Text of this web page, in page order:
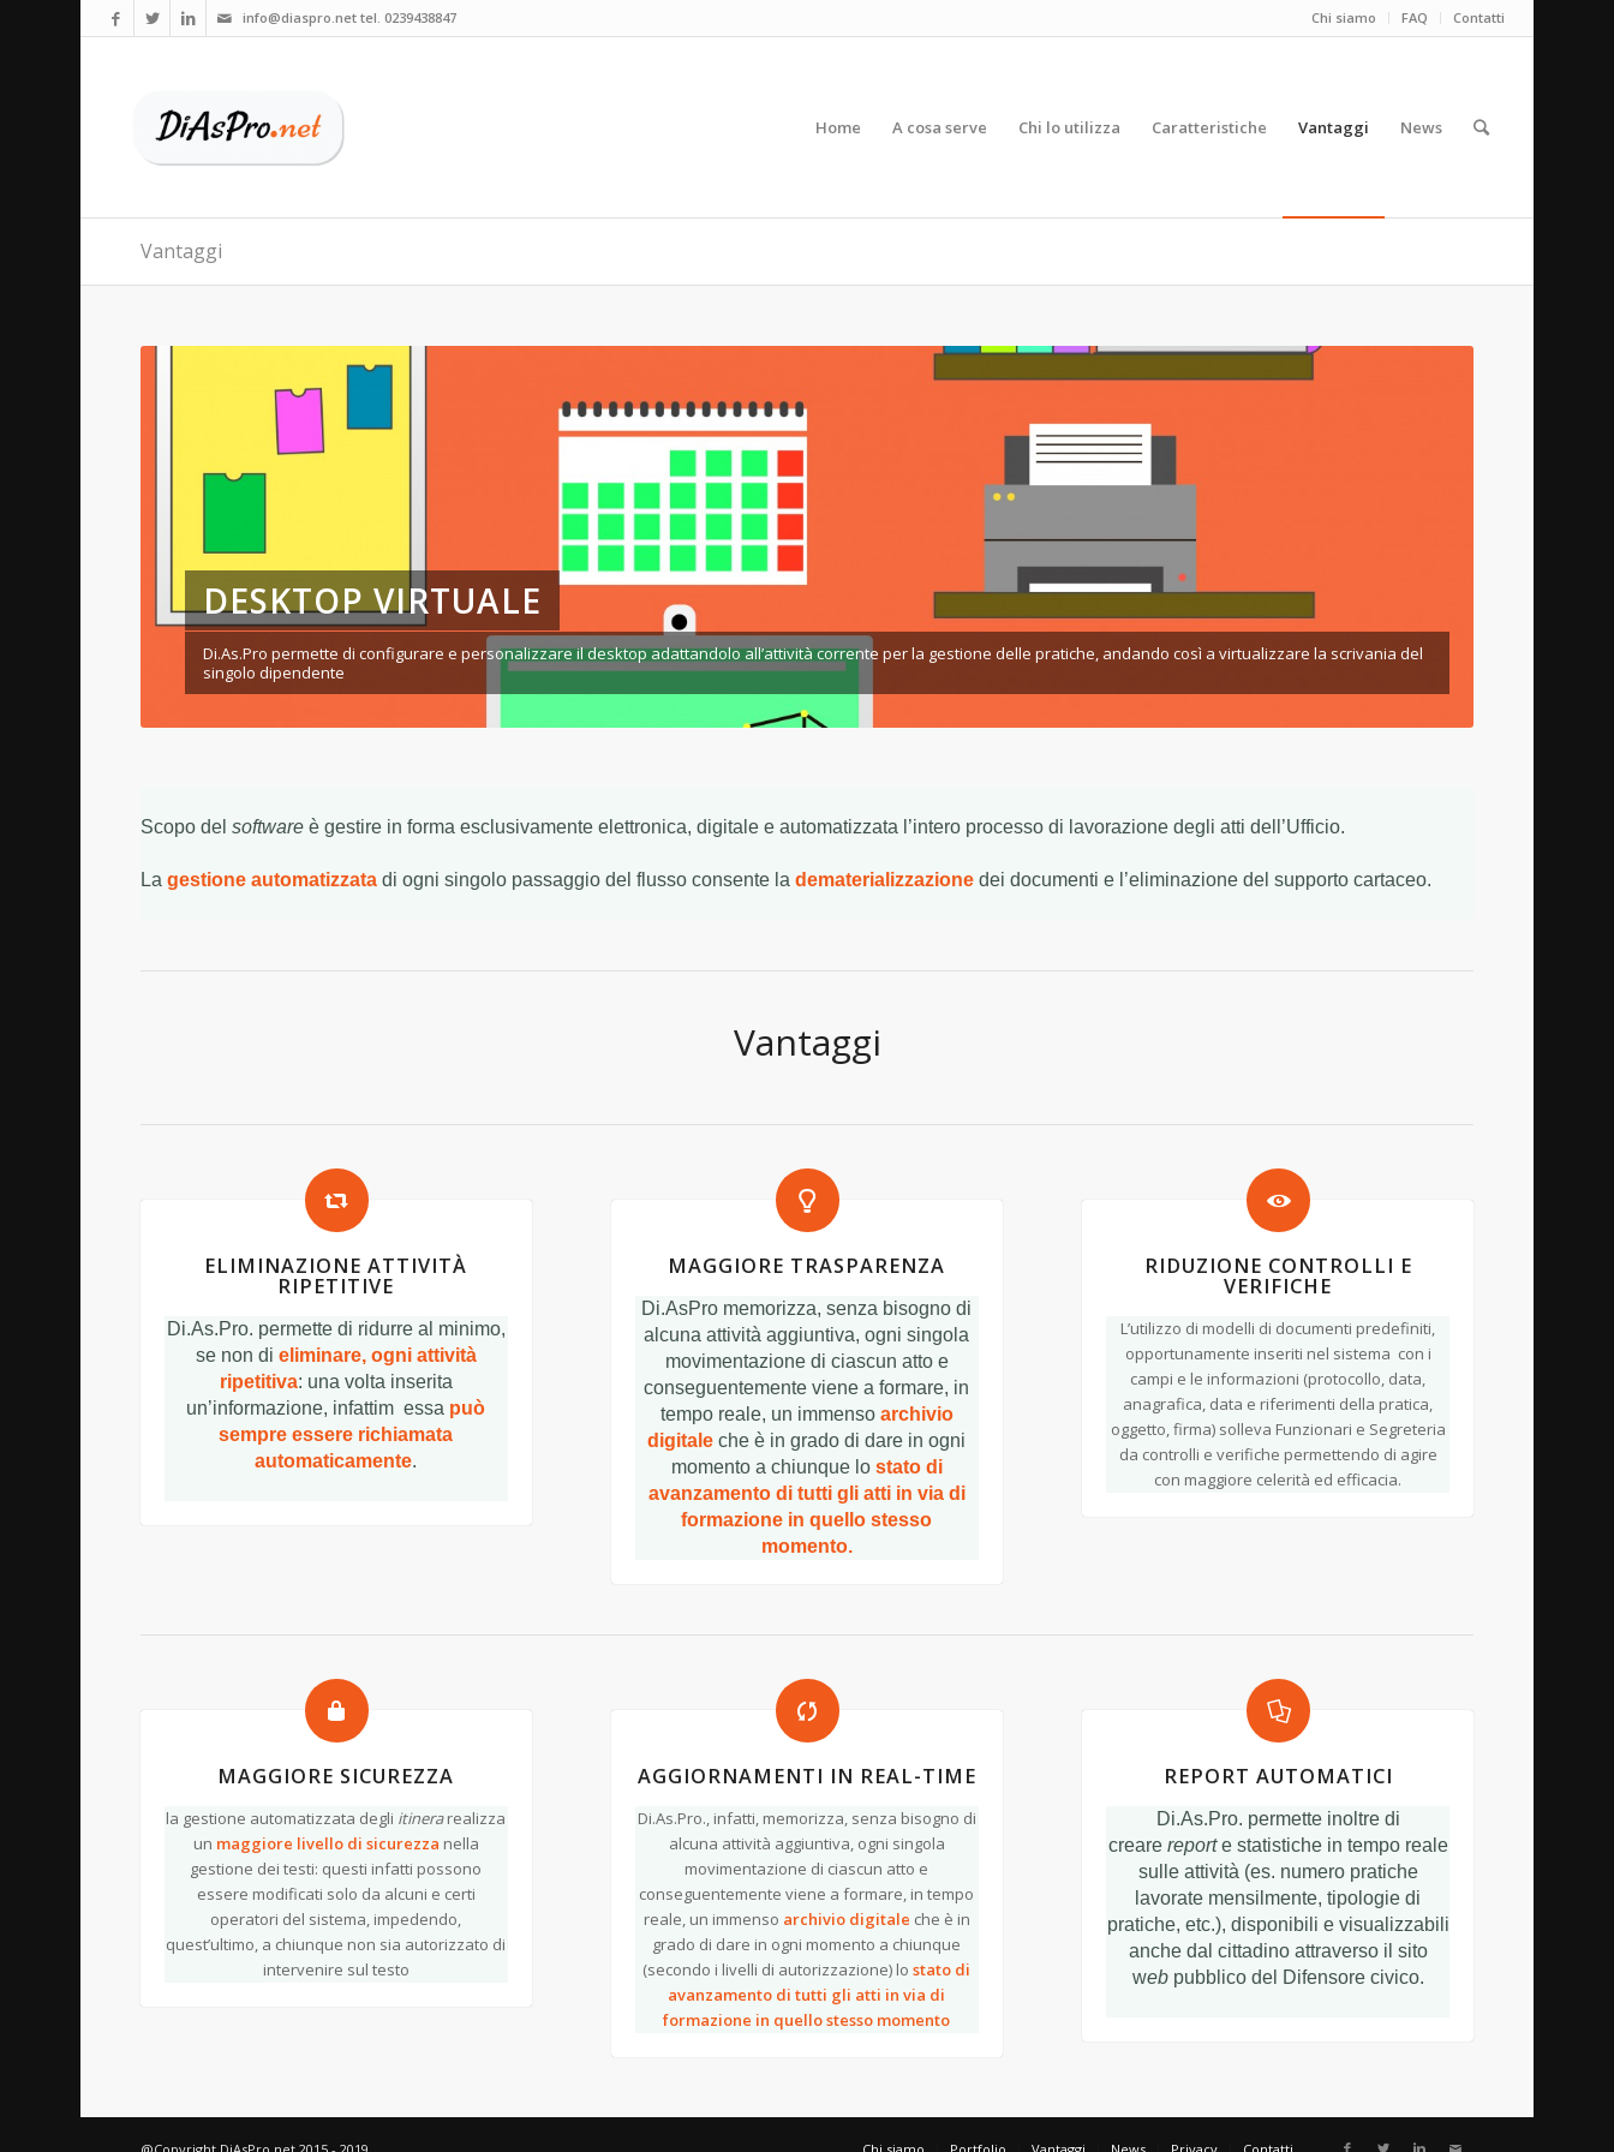
Chi siamo FAQ Contatti
info@diaspro.net tel. 0239438847
Home A cosa serve Chi lo utilizza Caratteristiche Vantaggi News
Vantaggi
DESKTOP VIRTUALE
Di.As.Pro permette di configurare e personalizzare il desktop adattandolo all’attività corrente per la gestione delle pratiche, andando così a virtualizzare la scrivania del
singolo dipendente
Scopo del software è gestire in forma esclusivamente elettronica, digitale e automatizzata l’intero processo di lavorazione degli atti dell’Ufficio.
La gestione automatizzata di ogni singolo passaggio del flusso consente la dematerializzazione dei documenti e l’eliminazione del supporto cartaceo.
Vantaggi
ELIMINAZIONE ATTIVITÀ
RIPETITIVE
Di.As.Pro. permette di ridurre al minimo,
se non di eliminare, ogni attività
ripetitiva: una volta inserita
un’informazione, infattim essa può
sempre essere richiamata
automaticamente.
MAGGIORE TRASPARENZA
Di.AsPro memorizza, senza bisogno di
alcuna attività aggiuntiva, ogni singola
movimentazione di ciascun atto e
conseguentemente viene a formare, in
tempo reale, un immenso archivio
digitale che è in grado di dare in ogni
momento a chiunque lo stato di
avanzamento di tutti gli atti in via di
formazione in quello stesso
momento.
RIDUZIONE CONTROLLI E
VERIFICHE
L’utilizzo di modelli di documenti predefiniti,
opportunamente inseriti nel sistema con i
campi e le informazioni (protocollo, data,
anagrafica, data e riferimenti della pratica,
oggetto, firma) solleva Funzionari e Segreteria
da controlli e verifiche permettendo di agire
con maggiore celerità ed efficacia.
MAGGIORE SICUREZZA
la gestione automatizzata degli itinerarealizza
un maggiore livello di sicurezza nella
gestione dei testi: questi infatti possono
essere modificati solo da alcuni e certi
operatori del sistema, impedendo,
quest’ultimo, a chiunque non sia autorizzato di
intervenire sul testo
AGGIORNAMENTI IN REAL-TIME
Di.As.Pro., infatti, memorizza, senza bisogno di
alcuna attività aggiuntiva, ogni singola
movimentazione di ciascun atto e
conseguentemente viene a formare, in tempo
reale, un immenso archivio digitale che è in
grado di dare in ogni momento a chiunque
(secondo i livelli di autorizzazione) lostato di
avanzamento di tutti gli atti in via di
formazione in quello stesso momento
REPORT AUTOMATICI
Di.As.Pro. permette inoltre di
creare report e statistiche in tempo reale
sulle attività (es. numero pratiche
lavorate mensilmente, tipologie di
pratiche, etc.), disponibili e visualizzabili
anche dal cittadino attraverso il sito
web pubblico del Difensore civico.